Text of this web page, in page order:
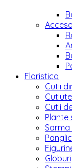
Floristica
Cutii
Cutii
Plante
Sarma